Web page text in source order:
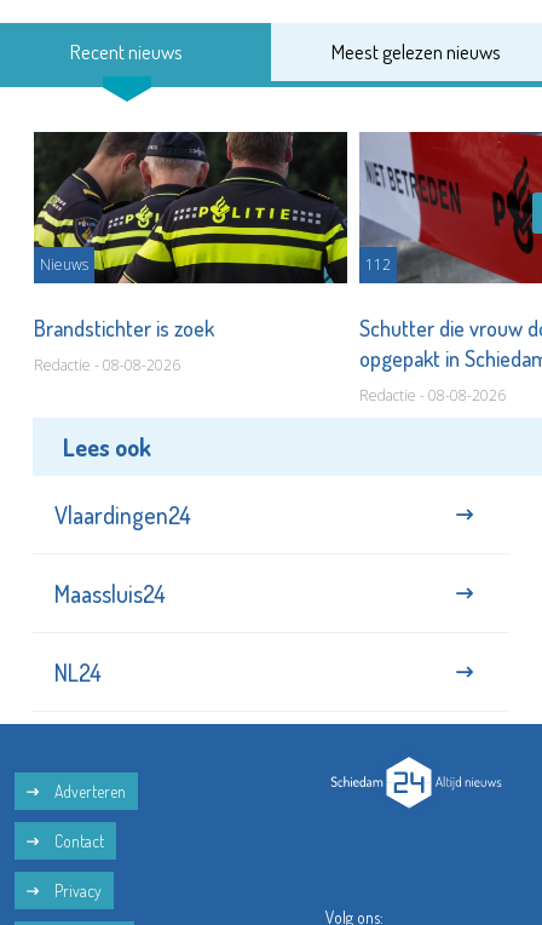
Recent nieuws Meest gelezen nieuws
Nieuws
Brandstichter is zoek
Redactie - 08-08-2026
112
Schutter die vrouw
opgepakt in
Redactie - 08-08-2026
Lees ook
Vlaardingen24
Maassluis24
NL24
Adverteren
Contact
Privacy
Volg ons: